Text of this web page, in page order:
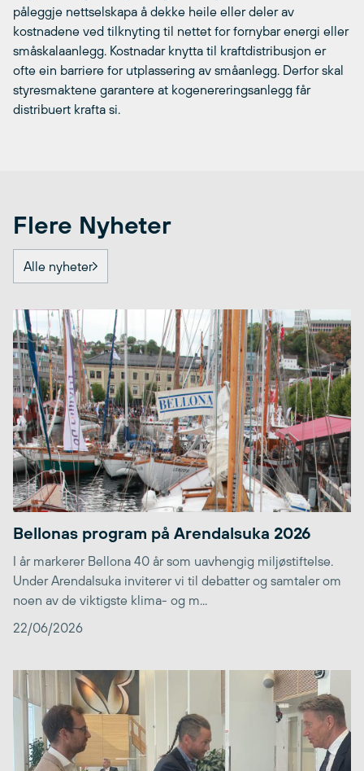
påleggje nettselskapa å dekke heile eller deler av
kostnadene ved tilknyting til nettet for fornybar energi eller
småskalaanlegg. Kostnadar knytta til kraftdistribusjon er
ofte ein barriere for utplassering av småanlegg. Derfor skal
styresmaktene garantere at kogenereringsanlegg får
distribuert krafta si.
Flere Nyheter
Alle nyheter
Bellonas program på Arendalsuka 2026
I år markerer Bellona 40 år som uavhengig miljøstiftelse.
Under Arendalsuka inviterer vi til debatter og samtaler om
noen av de viktigste klima- og m...
22/06/2026